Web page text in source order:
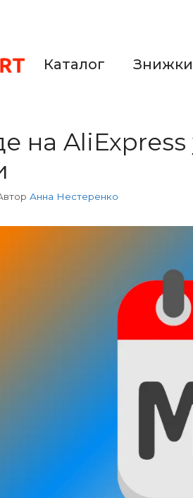
Каталог Знижки
на AliExpress
Анна Нестеренко